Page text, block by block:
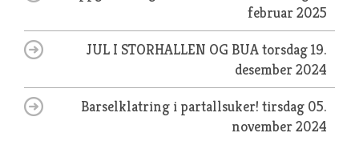
februar 2025
JUL I STORHALLEN OG BUAtorsdag 19.
desember 2024
Barselklatring i partallsuker! tirsdag 05.
november 2024